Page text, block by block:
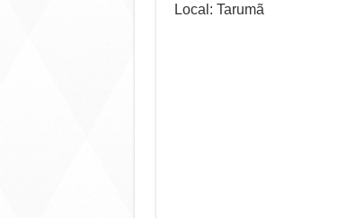
Local: Tarumã